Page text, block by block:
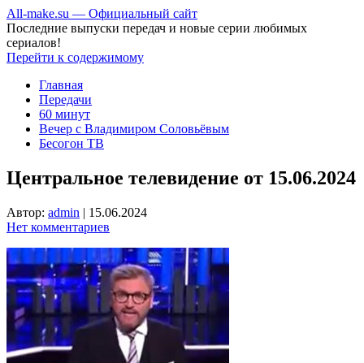
All-make.su — Официальный сайт
Последние выпуски передач и новые серии любимых
сериалов!
Перейти к содержимому
Главная
Передачи
60 минут
Вечер с Владимиром Соловьёвым
Бесогон ТВ
Центральное телевидение от 15.06.2024
Автор: admin | 15.06.2024
Нет комментариев